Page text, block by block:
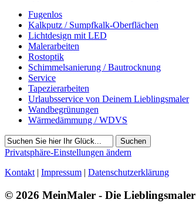
Fugenlos
Kalkputz / Sumpfkalk-Oberflächen
Lichtdesign mit LED
Malerarbeiten
Rostoptik
Schimmelsanierung / Bautrocknung
Service
Tapezierarbeiten
Urlaubsservice von Deinem Lieblingsmaler
Wandbegrünungen
Wärmedämmung / WDVS
Suchen
Privatsphäre-Einstellungen ändern
Kontakt | Impressum | Datenschutzerklärung
© 2026 MeinMaler - Die Lieblingsmaler